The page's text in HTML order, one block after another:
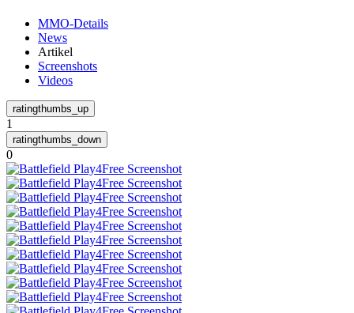
MMO-Details
News
Artikel
Screenshots
Videos
1
0